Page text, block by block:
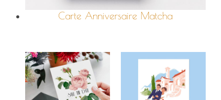
Carte Anniversaire Matcha